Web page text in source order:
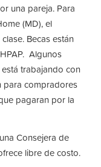
una pareja. Para
(MD), el
Becas están
Algunos
trabajando con
para compradores
pagaran por la
Consejera de
libre de costo.